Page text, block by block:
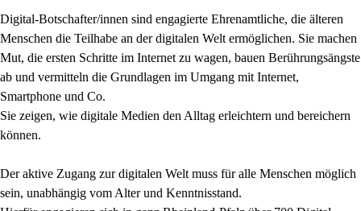
Digital-Botschafter/innen sind engagierte Ehrenamtliche, die älteren
Menschen die Teilhabe an der digitalen Welt ermöglichen. Sie machen
Mut, die ersten Schritte im Internet zu wagen, bauen Berührungsängste
ab und vermitteln die Grundlagen im Umgang mit Internet,
Smartphone und Co.
Sie zeigen, wie digitale Medien den Alltag erleichtern und bereichern
können.
Der aktive Zugang zur digitalen Welt muss für alle Menschen möglich
sein, unabhängig vom Alter und Kenntnisstand.